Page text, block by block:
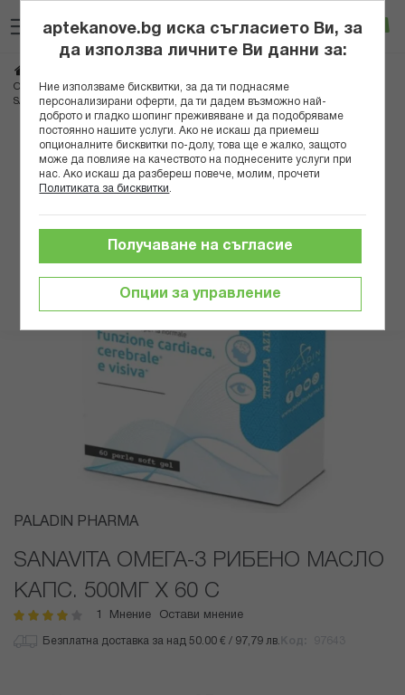
към
съдържанието
Вход
Омега 3 мастни киселини
SANAVITA ОМЕГА-3 РИБЕНО МАСЛО КАПС. 500МГ Х 60 С
Преминете
края
галерията
изображенията
Преминете
началото
галерия
със
PALADIN PHARMA
SANAVITA ОМЕГА-3 РИБЕНО МАСЛО
КАПС. 500МГ Х 60 С
рейтинг:
Мнение Остави мнение
Безплатна доставка за над 50.00 € / 97,79 лв.
aptekanove.bg иска съгласието Ви, за
да използва личните Ви данни за:
Ние използваме бисквитки, за да ти поднасяме
персонализирани оферти, да ти дадем възможно най-
доброто и гладко шопинг преживяване и да подобряваме
постоянно нашите услуги. Ако не искаш да приемеш
опционалните бисквитки по-долу, това ще е жалко, защото
може да повлияе на качеството на поднесените услуги при
нас. Ако искаш да разбереш повече, молим, прочети
Политиката за бисквитки
Опции за управление
Получаване на съгласие